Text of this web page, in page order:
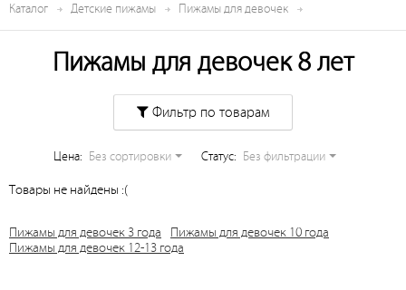
Каталог Детские пижамы Пижамы для девочек
Пижамы для девочек 8 лет
Фильтр по товарам
Цена: Без сортировки Cтатус: Без фильтрации
Товары не найдены :(
Пижамы для девочек 3 года
Пижамы для девочек 10 года
Пижамы для девочек 12-13 года